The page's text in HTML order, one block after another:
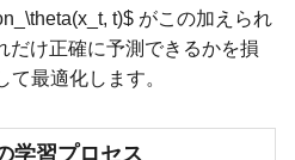
t)$ がこの加えられ
だけ正確に予測できるかを損
最適化します。
学習プロセス